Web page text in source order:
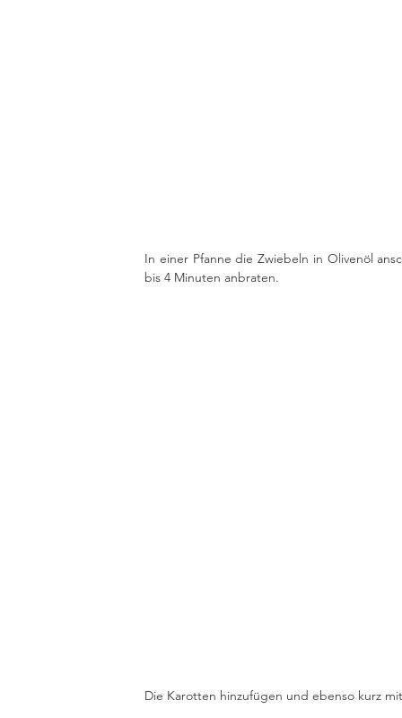
In einer Pfanne die Zwiebeln in Olivenöl
bis 4 Minuten anbraten.
Die Karotten hinzufügen und ebenso kurz